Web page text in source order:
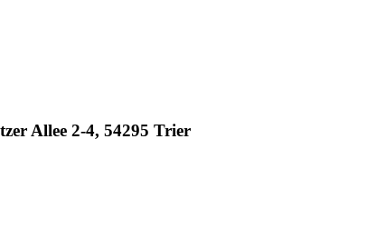
Allee 2-4, 54295 Trier